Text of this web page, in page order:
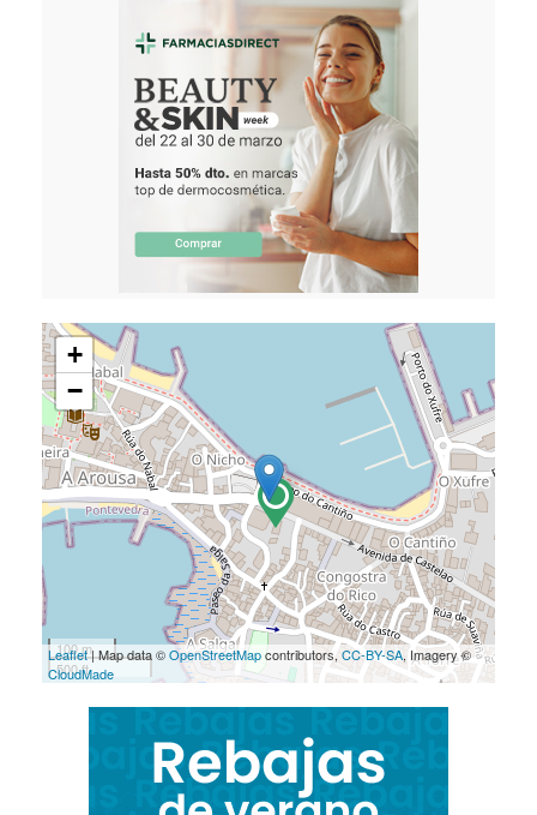
+
−
100 m
500 ft
Leaflet| Map data ©OpenStreetMapcontributors,CC-BY-SA, Imagery ©
CloudMade